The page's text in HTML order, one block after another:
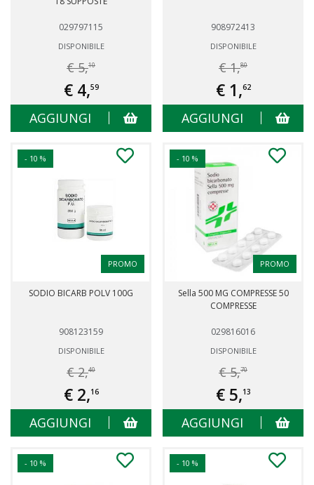
029797115
DISPONIBILE
€ 5,10
€ 4,59
AGGIUNGI
908972413
DISPONIBILE
€ 1,80
€ 1,62
AGGIUNGI
- 10 %
PROMO
SODIO BICARB POLV 100G
908123159
DISPONIBILE
€ 2,40
€ 2,16
AGGIUNGI
- 10 %
PROMO
Sella 500 MG COMPRESSE 50
COMPRESSE
029816016
DISPONIBILE
€ 5,70
€ 5,13
AGGIUNGI
- 10 % - 10 %